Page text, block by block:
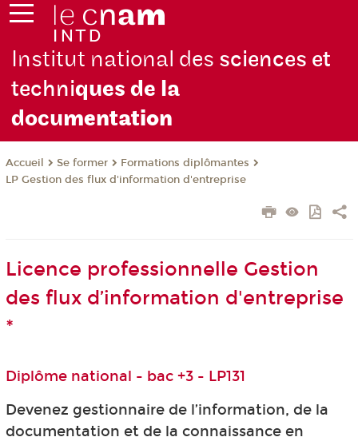
Institut national des sciences et
techniques de la
documentation
Accueil Se former
Formations diplômantes
LP Gestion des flux d'information d'entreprise
Licence professionnelle Gestion
des flux d’information d'entreprise
*
Diplôme national - bac +3 - LP131
Devenez gestionnaire de l’information, de la
documentation et de la connaissance en